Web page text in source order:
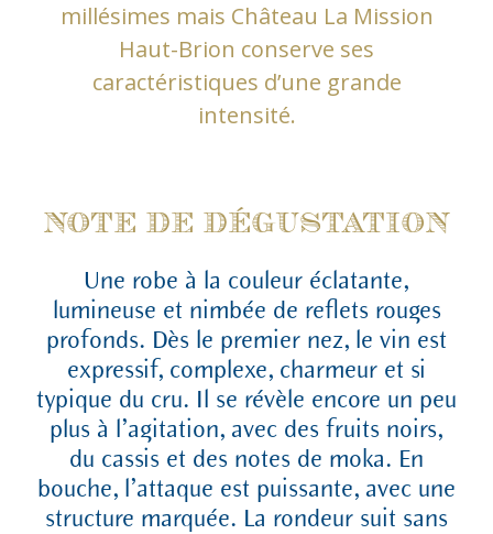
millésimes mais Château La Mission
Haut-Brion conserve ses
caractéristiques d’une grande
intensité.
NOTE DE DÉGUSTATION
Une robe à la couleur éclatante,
lumineuse et nimbée de reflets rouges
profonds. Dès le premier nez, le vin est
expressif, complexe, charmeur et si
typique du cru. Il se révèle encore un peu
plus à l’agitation, avec des fruits noirs,
du cassis et des notes de moka. En
bouche, l’attaque est puissante, avec une
structure marquée. La rondeur suit sans